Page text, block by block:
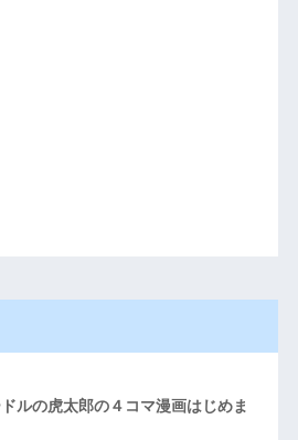
ドルの虎太郎の４コマ漫画はじめま